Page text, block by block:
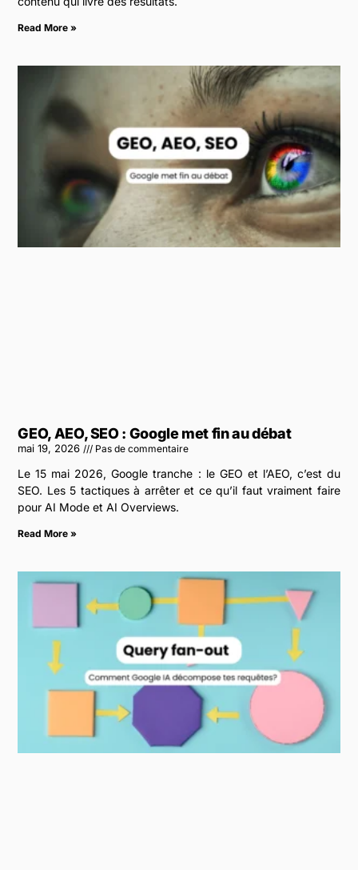
Read More »
GEO, AEO, SEO : Google met fin au débat
mai 19, 2026 Pas de commentaire
Le 15 mai 2026, Google tranche : le GEO et l’AEO, c’est du
SEO. Les 5 tactiques à arrêter et ce qu’il faut vraiment faire
pour AI Mode et AI Overviews.
Read More »